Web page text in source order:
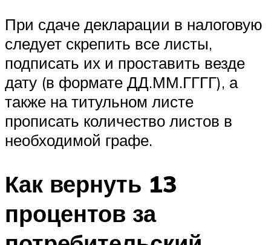
При сдаче декларации в налоговую
следует скрепить все листы,
подписать их и проставить везде
дату (в формате ДД.ММ.ГГГГ), а
также на титульном листе
прописать количество листов в
необходимой графе.
Как вернуть 13
процентов за